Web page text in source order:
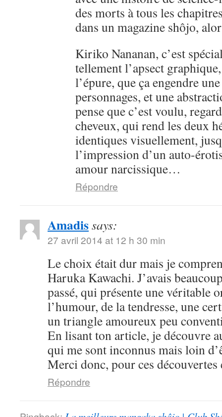
des morts à tous les
dans un magazine shôjo,
Kiriko Nananan, c’est
tellement l’apsect
l’épure, que ça engendre
personnages, et une
pense que c’est voulu,
cheveux, qui rend les deux
identiques visuellement,
l’impression d’un auto-
amour narcissique…
Répondre
Amadissays:
27 avril 2014 at 12 h 30 min
Le choix était dur mais je
Haruka Kawachi. J’avais
passé, qui présente une véritable
l’humour, de la tendresse, une
un triangle amoureux peu
En lisant ton article, je découvre
qui me sont inconnus mais loin
Merci donc, pour ces
Répondre